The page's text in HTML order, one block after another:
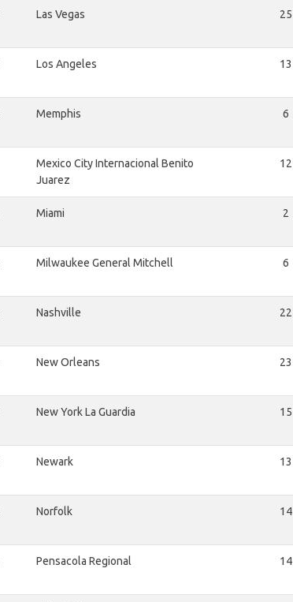
Las Vegas 25
Los Angeles 13
Memphis 6
Mexico City Internacional Benito
Juarez
12
Miami 2
Milwaukee General Mitchell 6
Nashville 22
New Orleans 23
New York La Guardia 15
Newark 13
Norfolk 14
Pensacola Regional 14